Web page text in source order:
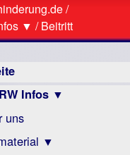
/
▼ /Beitritt
Infos ▼
uns
▼